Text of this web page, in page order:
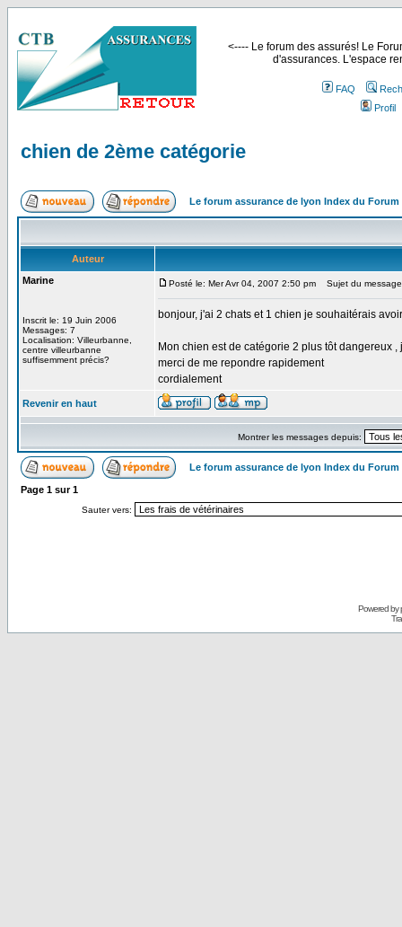
<---- Le forum des assurés! Le
d'assurances. L'espace
FAQ
Profil
chien de 2ème catégorie
Le forum assurance de lyon Index du Forum
Auteur
Marine
Inscrit le: 19 Juin 2006
Messages: 7
Localisation: Villeurbanne,
centre villeurbanne
suffisemment précis?
Posté le: Mer Avr 04, 2007 2:50 pm Sujet du
bonjour, j'ai 2 chats et 1 chien je souhaitérais
Mon chien est de catégorie 2 plus tôt dangereux
merci de me repondre rapidement
cordialement
Revenir en haut
Montrer les messages depuis:
Le forum assurance de lyon Index du Forum
Page 1 sur1
Sauter vers:
Powered by